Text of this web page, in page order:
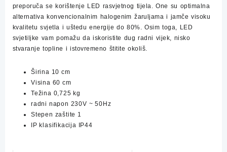
preporuča se korištenje LED rasvjetnog tijela. One su optimalna
alternativa konvencionalnim halogenim žaruljama i jamče visoku
kvalitetu svjetla i uštedu energije do 80%. Osim toga, LED
svjetiljke vam pomažu da iskoristite dug radni vijek, nisko
stvaranje topline i istovremeno štitite okoliš.
Širina 10 cm
Visina 60 cm
Težina 0,725 kg
radni napon 230V ~ 50Hz
Stepen zaštite 1
IP klasifikacija IP44